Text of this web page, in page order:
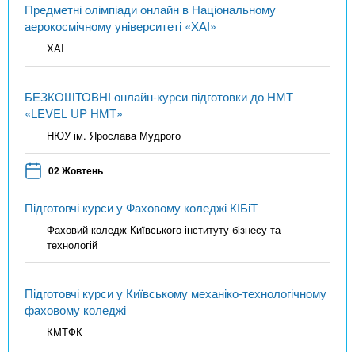
Предметні олімпіади онлайн в Національному
аерокосмічному університеті «ХАІ»
ХАІ
БЕЗКОШТОВНІ онлайн-курси підготовки до НМТ
«LEVEL UP НМТ»
НЮУ ім. Ярослава Мудрого
02 Жовтень
Підготовчі курси у Фаховому коледжі КІБіТ
Фаховий коледж Київського інституту бізнесу та
технологій
Підготовчі курси у Київському механіко-технологічному
фаховому коледжі
КМТФК